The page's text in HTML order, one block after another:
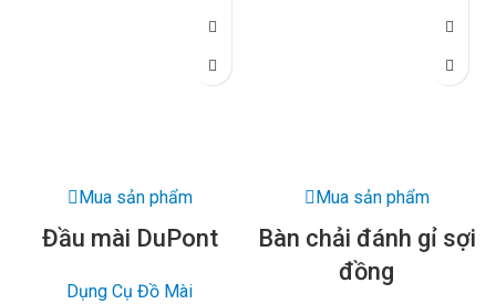
Mua sản phẩm
Đầu mài DuPont
Dụng Cụ Đồ Mài
Mua sản phẩm
Bàn chải đánh gỉ sợi
đồng